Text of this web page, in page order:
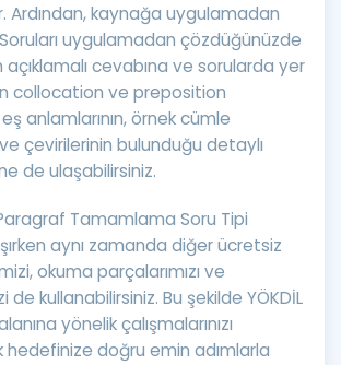
Ardından, kaynağa uygulamadan
uygulamadan çözdüğünüzde
cevabına ve sorularda yer
collocation ve preposition
eş anlamlarının, örnek cümle
ve çevirilerinin bulunduğu detaylı
de ulaşabilirsiniz.
Paragraf Tamamlama Soru Tipi
aynı zamanda diğer ücretsiz
okuma parçalarımızı ve
kullanabilirsiniz. Bu şekilde YÖKDİL
yönelik çalışmalarınızı
doğru emin adımlarla